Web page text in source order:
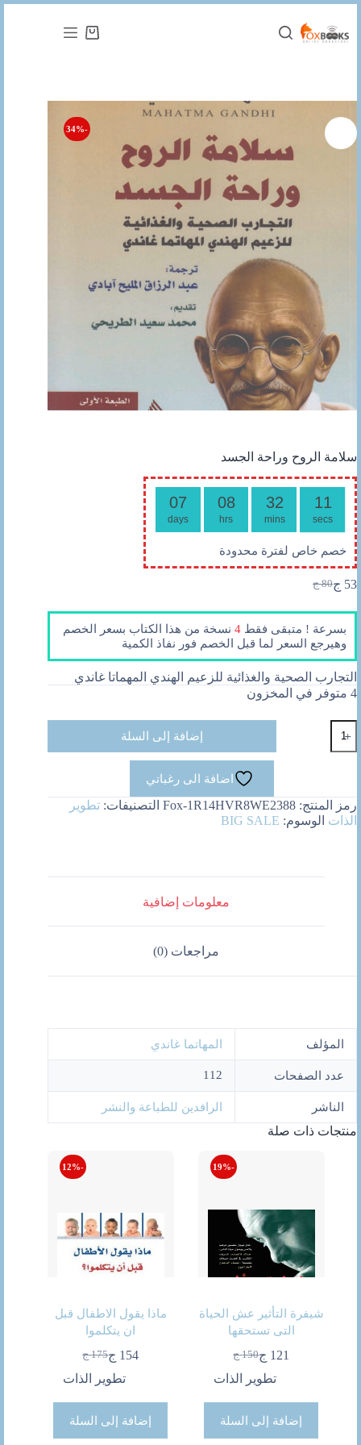
المحتوى
عربة
-34%
سلامة الروح وراحة الجسد
07
days
08
hrs
32
mins
10
secs
خصم خاص لفترة محدودة
80 ج
السعر
80 ج.
53 جالسعر
53 ج.
بسرعة ! متبقى فقط 4 نسخة من هذا الكتاب بسعر الخصم
وهيرجع السعر لما قبل الخصم فور نفاذ الكمية
التجارب الصحية والغذائية للزعيم الهندي المهماتا غاندي
4 متوفر في المخزون
سلامة
الروح
إضافة إلى السلة
اضافة الى رغباتي
رمز المنتج: Fox-1R14HVR8WE2388 التصنيفات: تطوير
الذات الوسوم: BIG SALE
معلومات إضافية
مراجعات (0)
المؤلف المهاتما غاندي
عدد الصفحات 112
الناشر الرافدين للطباعة والنشر
منتجات ذات صلة
-19%
شيفرة التأثير عش الحياة
التى تستحقها
150 ج
السعر
الأصلي
121 جالسعر
الحالي
تطوير الذات
إضافة إلى السلة
-12%
ماذا يقول الاطفال قبل
ان يتكلموا
175 ج
السعر
الأصلي
154 جالسعر
الحالي
تطوير الذات
إضافة إلى السلة